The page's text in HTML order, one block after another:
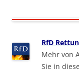
RfD
Mehr von
Sie in